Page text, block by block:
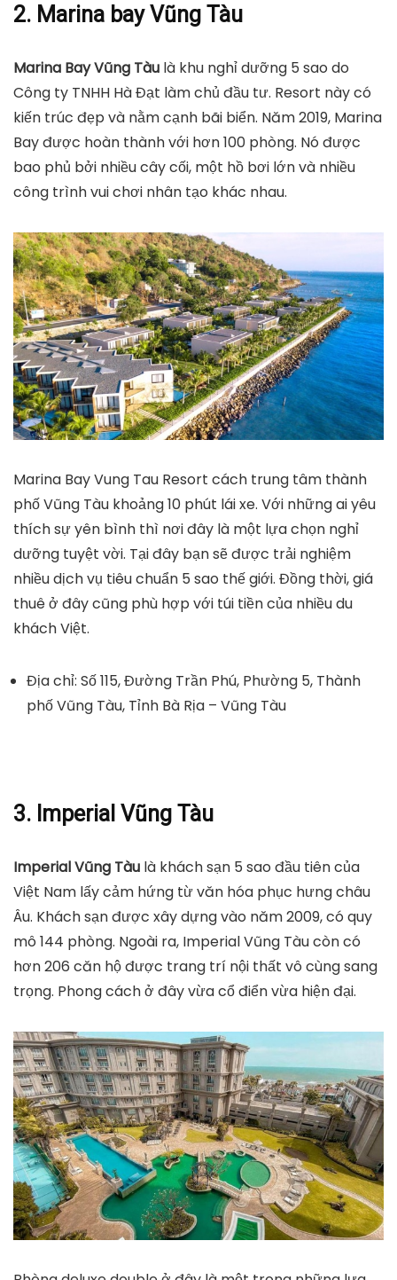
2. Marina bay Vũng Tàu
Marina Bay Vũng Tàu là khu nghỉ dưỡng 5 sao do
Công ty TNHH Hà Đạt làm chủ đầu tư. Resort này có
kiến ​​trúc đẹp và nằm cạnh bãi biển. Năm 2019, Marina
Bay được hoàn thành với hơn 100 phòng. Nó được
bao phủ bởi nhiều cây cối, một hồ bơi lớn và nhiều
công trình vui chơi nhân tạo khác nhau.
Marina Bay Vung Tau Resort cách trung tâm thành
phố Vũng Tàu khoảng 10 phút lái xe. Với những ai yêu
thích sự yên bình thì nơi đây là một lựa chọn nghỉ
dưỡng tuyệt vời. Tại đây bạn sẽ được trải nghiệm
nhiều dịch vụ tiêu chuẩn 5 sao thế giới. Đồng thời, giá
thuê ở đây cũng phù hợp với túi tiền của nhiều du
khách Việt.
Địa chỉ: Số 115, Đường Trần Phú, Phường 5, Thành
phố Vũng Tàu, Tỉnh Bà Rịa – Vũng Tàu
3. Imperial Vũng Tàu
Imperial Vũng Tàu là khách sạn 5 sao đầu tiên của
Việt Nam lấy cảm hứng từ văn hóa phục hưng châu
Âu. Khách sạn được xây dựng vào năm 2009, có quy
mô 144 phòng. Ngoài ra, Imperial Vũng Tàu còn có
hơn 206 căn hộ được trang trí nội thất vô cùng sang
trọng. Phong cách ở đây vừa cổ điển vừa hiện đại.